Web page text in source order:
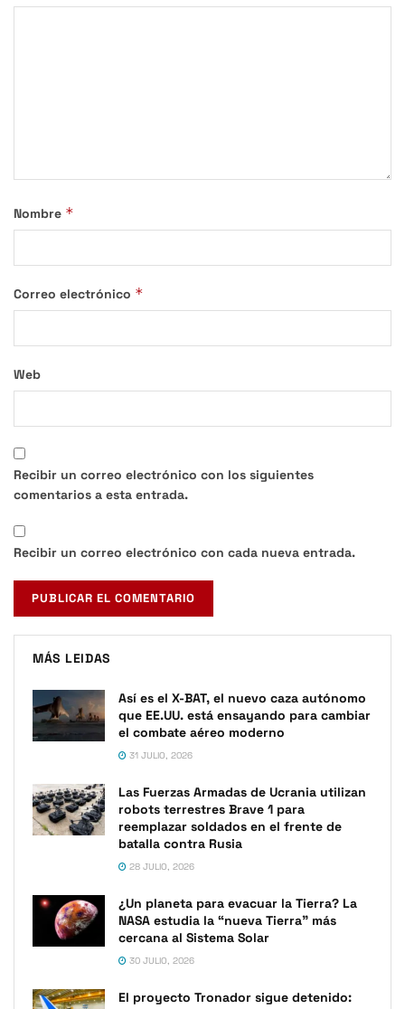
Nombre *
Correo electrónico *
Web
Recibir un correo electrónico con los siguientes
comentarios a esta entrada.
Recibir un correo electrónico con cada nueva entrada.
MÁS LEIDAS
Así es el X-BAT, el nuevo caza autónomo
que EE.UU. está ensayando para cambiar
el combate aéreo moderno
31 JULIO, 2026
Las Fuerzas Armadas de Ucrania utilizan
robots terrestres Brave 1 para
reemplazar soldados en el frente de
batalla contra Rusia
28 JULIO, 2026
¿Un planeta para evacuar la Tierra? La
NASA estudia la “nueva Tierra” más
cercana al Sistema Solar
30 JULIO, 2026
El proyecto Tronador sigue detenido: